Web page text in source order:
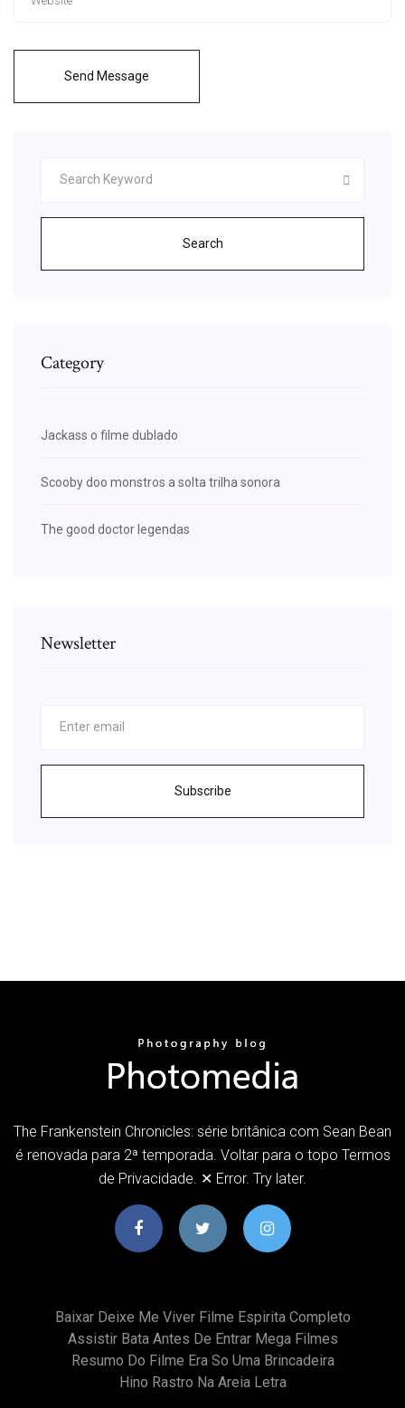
Send Message
Search
Category
Jackass o filme dublado
Scooby doo monstros a solta trilha sonora
The good doctor legendas
Newsletter
Subscribe
The Frankenstein Chronicles: série britânica com Sean Bean
é renovada para 2ª temporada. Voltar para o topo Termos
de Privacidade. ✕ Error. Try later.
Baixar Deixe Me Viver Filme Espirita Completo
Assistir Bata Antes De Entrar Mega Filmes
Resumo Do Filme Era So Uma Brincadeira
Hino Rastro Na Areia Letra